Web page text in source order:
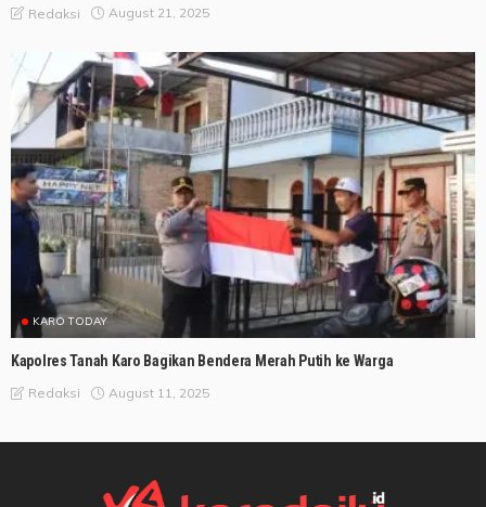
Redaksi August 21, 2025
KARO TODAY
Kapolres Tanah Karo Bagikan Bendera Merah Putih ke Warga
Redaksi August 11, 2025